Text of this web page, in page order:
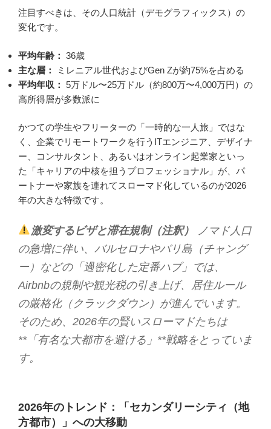
注目すべきは、その人口統計（デモグラフィックス）の
変化です。
平均年齢： 36歳
主な層：
ミレニアル世代およびGen Zが約75%を占める
平均年収： 5万ドル〜25万ドル（約800万〜4,000万円）の
高所得層が多数派に
かつての学生やフリーターの「一時的な一人旅」ではな
く、企業でリモートワークを行うITエンジニア、デザイナ
ー、コンサルタント、あるいはオンライン起業家といっ
た「キャリアの中核を担うプロフェッショナル」が、パ
ートナーや家族を連れてスローマド化しているのが2026
年の大きな特徴です。
激変するビザと滞在規制（注釈）
ノマド人口
の急増に伴い、バルセロナやバリ島（チャング
ー）などの「過密化した定番ハブ」では、
Airbnbの規制や観光税の引き上げ、居住ルール
の厳格化（クラックダウン）が進んでいます。
そのため、2026年の賢いスローマドたちは
**「有名な大都市を避ける」**戦略をとっていま
す。
2026年のトレンド：「セカンダリーシティ（地
方都市）」への大移動